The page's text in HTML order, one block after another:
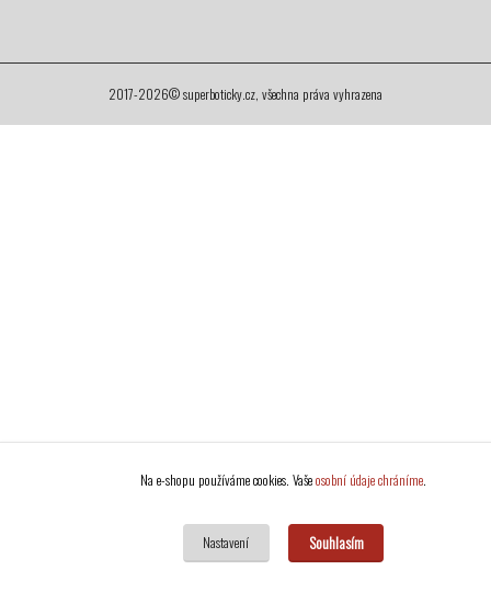
2017-2026© superboticky.cz, všechna práva vyhrazena
Na e-shopu používáme cookies. Vašeosobní údaje chráníme.
Nastavení Souhlasím